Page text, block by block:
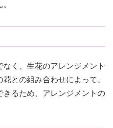
なく、生花のアレンジメント
との組み合わせによって、
るため、アレンジメントの